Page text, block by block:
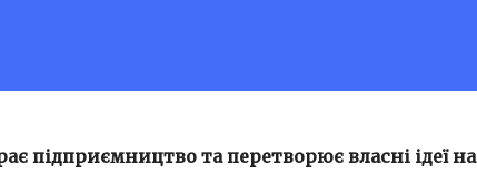
підприємництво та перетворює власні ідеї на